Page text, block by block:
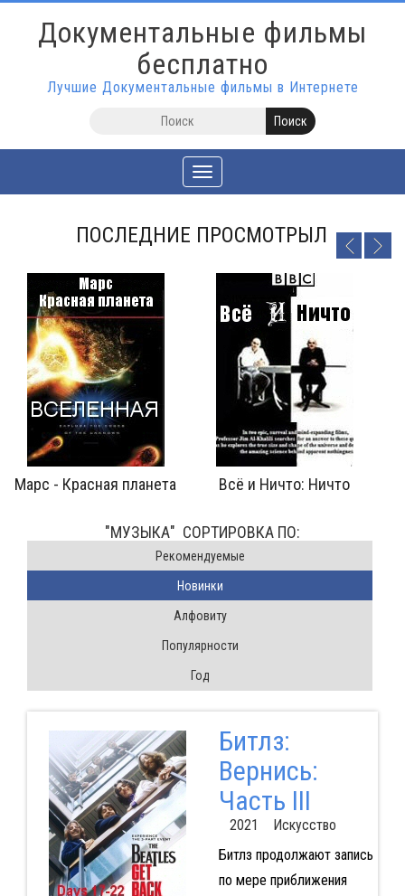
Документальные фильмы
бесплатно
Лучшие Документальные фильмы в Интернете
Toggle
navigation
ПОСЛЕДНИЕ ПРОСМОТРЫЛ
Ничто В поисках Сахарного Человека
"МУЗЫКА" CОРТИРОВКА ПО:
Pекомендуемые
Новинки
Алфовиту
Популярности
Год
Битлз:
Вернись:
Часть III
2021 Искусство
Битлз продолжают запись
по мере приближения